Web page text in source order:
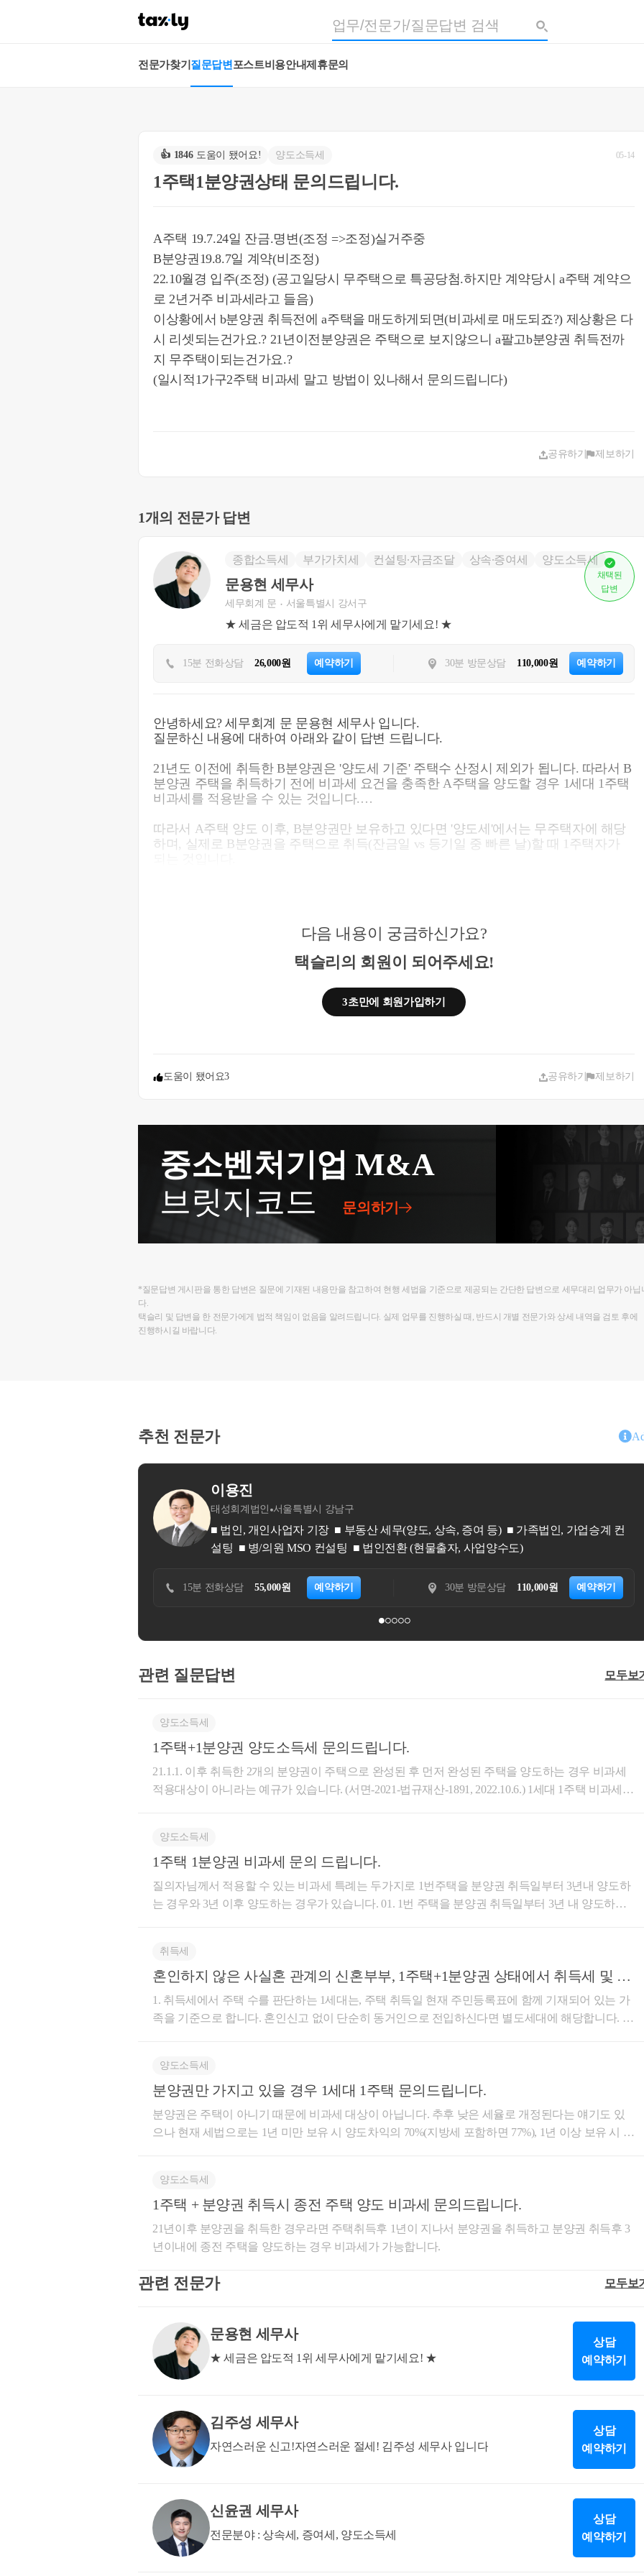
전문가찾기 질문답변 포스트비용안내제휴문의
👍 1846 도움이 됐어요! 양도소득세 05-14
1주택1분양권상태 문의드립니다.
A주택 19.7.24일 잔금.명변(조정 =>조정)실거주중
B분양권19.8.7일 계약(비조정)
22.10월경 입주(조정) (공고일당시 무주택으로 특공당첨.하지만 계약당시 a주택 계약으
로 2년거주 비과세라고 들음)
이상황에서 b분양권 취득전에 a주택을 매도하게되면(비과세로 매도되죠?) 제상황은 다
시 리셋되는건가요.? 21년이전분양권은 주택으로 보지않으니 a팔고b분양권 취득전까
지 무주택이되는건가요.?
(일시적1가구2주택 비과세 말고 방법이 있나해서 문의드립니다)
공유하기 제보하기
1개의 전문가 답변
채택된
답변
종합소득세 부가가치세 컨설팅∙자금조달 상속∙증여세 양도소득세
문용현 세무사
세무회계 문 서울특별시 강서구
★ 세금은 압도적 1위 세무사에게 맡기세요! ★
15분 전화상담 26,000원 예약하기 30분 방문상담 110,000원 예약하기
안녕하세요? 세무회계 문 문용현 세무사 입니다.
질문하신 내용에 대하여 아래와 같이 답변 드립니다.
21년도 이전에 취득한 B분양권은 '양도세 기준' 주택수 산정시 제외가 됩니다. 따라서 B
분양권 주택을 취득하기 전에 비과세 요건을 충족한 A주택을 양도할 경우 1세대 1주택
비과세를 적용받을 수 있는 것입니다.
따라서 A주택 양도 이후, B분양권만 보유하고 있다면 '양도세'에서는 무주택자에 해당
하며, 실제로 B분양권을 주택으로 취득(잔금일 vs 등기일 중 빠른 날)할 때 1주택자가
다음 내용이 궁금하신가요?
택슬리의 회원이 되어주세요!
3초만에 회원가입하기
도움이 됐어요3 공유하기 제보하기
중소벤처기업 M&A
브릿지코드
문의하기
*질문답변 게시판을 통한 답변은 질문에 기재된 내용만을 참고하여 현행 세법을 기준으로 제공되는 간단한 답변으로 세무대리 업무가 아닙
다.
택슬리 및 답변을 한 전문가에게 법적 책임이 없음을 알려드립니다. 실제 업무를 진행하실 때, 반드시 개별 전문가와 상세 내역을 검토 후에
진행하시길 바랍니다.
추천 전문가
인사업자 기장 ■ 부동산 세무(양도, 상속, 증여 등) ■ 가족법인, 가업승계 컨
/의원 MSO 컨설팅 ■ 법인전환 (현물출자, 사업양수도)
30분 방문상담 110,000원 예약하기
국세청 조사4국, 조세심판원 출신 조세전문가 세무법인 아성 본점 한준영 세
관련 질문답변 모두보
양도소득세
1주택+1분양권 양도소득세 문의드립니다.
21.1.1. 이후 취득한 2개의 분양권이 주택으로 완성된 후 먼저 완성된 주택을 양도하는 경우 비과세
적용대상이 아니라는 예규가 있습니다. (서면-2021-법규재산-1891, 2022.10.6.) 1세대 1주택 비과세
양도하신다면 일반세율 적용받아서 진행하시는 것이 가장 큰 절세입니다. (2년 이내 양도시 높은 세
율을 적용받습니다.) 또한 A 주택과 B 주택 중 양도차익이 적은 주택을 먼저 매도하신 후 양도차익
이 큰 주택을 비과세로 매도하시길 바랍니다. 더 궁금하신 사항 있으시면 서가세무회계 / 010-4012-0
152 로 연락주세요. 친절히 상담해드리도록 하겠습니다.
양도소득세
1주택 1분양권 비과세 문의 드립니다.
질의자님께서 적용할 수 있는 비과세 특례는 두가지로 1번주택을 분양권 취득일부터 3년내 양도하
는 경우와 3년 이후 양도하는 경우가 있습니다. 01. 1번 주택을 분양권 취득일부터 3년 내 양도하는
2년이상 보유할 것 질의자님은 (1)/(3)을 이미 충족하셨기 때문에 2번 분양권 취득일부터 3년 내 1번
주택을 양도하신다면 비과세를 받으실 수 있습니다. 02. 1번 주택을 2번 분양권 취득일부터 3년 이상
지난 뒤에 양도하는 경우 아래의 요건을 충족하셔야 비과세 받을 수 있습니다. (1) 2번 분양권 취득
일부터 3년 이상 지났을 것 (2) 2번 분양권에 의한 완공주택의 완공일 전 ~ 완공일부터 2년 내 1번 주
택 완공일부터 2년 내에 해당하나, 분양권 취득일붜 3년이상 지난 후 양도하는 경우에는 완공일부
터 2년내 1번 주택을 양도하셔야 하며 세대전원이 1년 이상 거주해야하는 요건이 추가되는 점을 유
의하시면 됩니다.
취득세
혼인하지 않은 사실혼 관계의 신혼부부, 1주택+1분양권 상태에서 취득세 및 양
도세 문의드립니다.
1. 취득세에서 주택 수를 판단하는 1세대는, 주택 취득일 현재 주민등록표에 ​함께 기재되어 있는 가
족을 기준으로 합니다. 혼인신고 없이 단순히 동거인으로 전입하신다면 별도세대에 해당합니다. 따
분양권이기 때문에 취득세는 중과되지 않습니다. 2. 양도세도 동거인으로 전입하신 상태는 별도세
대로 봅니다. 이혼 후 사실혼 관계는 실질에 따라 동일세대로 볼 여지도 있으나, 처음부터 혼인하지
않은 관계로 사실혼을 유지하는 것은 동일세대로 보지 않습니다. 따라서, 동거인 상태로 배우자의
보유주택 양도 시 1주택 양도로써 비과세 요건을 충족하면 비과세 대상이 되고, 고가주택으로써 과
약, 1주택 + 완공전 1분양권 상태에서 혼인신고를 하신다면 해당 분양권은 20년 12월 31일 이전에 취
득한 분양권이기 때문에 현행법(소득령 제156조의3 제6항)에 따른 1주택 + 1분양권의 혼인합가 특
례가 적용될 수 없고, 혼인 이후에 신규주택을 취득한 경우로써 일시적2주택(소득령 제155조 제1항)
특례 대상이 될지를 따져보아야 하는데 질문자님의 경우는 완공예정인 23년 1분기까지 기간이 얼
마 남지 않아서 완공된 주택을 취득한 이후 혼인신고를 진행하시는 것이 좋습니다. [기획재정부재
완료에 따라 ‘신규 주택‘을 취득한 경우에는, 1세대가 ‘혼인한 날‘에 ‘종전의 주택‘과 ‘신규 주택을 취
양도소득세
분양권만 가지고 있을 경우 1세대 1주택 문의드립니다.
분양권은 주택이 아니기 때문에 비과세 대상이 아닙니다. 추후 낮은 세율로 개정된다는 얘기도 있
으나 현재 세법으로는 1년 미만 보유 시 양도차익의 70%(지방세 포함하면 77%), 1년 이상 보유 시 6
도/상속/증여 등에 대한 내용으로 블로그 운영 중입니다. 블로그 주소는 https://blog.naver.com/cchh19
이고, 참고해 보시면 좋을 것 같습니다.
양도소득세
1주택 + 분양권 취득시 종전 주택 양도 비과세 문의드립니다.
21년이후 분양권을 취득한 경우라면 주택취득후 1년이 지나서 분양권을 취득하고 분양권 취득후 3
년이내에 종전 주택을 양도하는 경우 비과세가 가능합니다.
관련 전문가 모두보
문용현 세무사
★ 세금은 압도적 1위 세무사에게 맡기세요! ★
상담
예약하기
김주성 세무사
자연스러운 신고!자연스러운 절세! 김주성 세무사 입니다
상담
예약하기
신윤권 세무사
전문분야 : 상속세, 증여세, 양도소득세
상담
예약하기